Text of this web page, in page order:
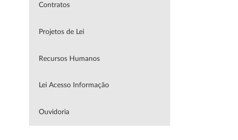
Contratos
Projetos de Lei
Recursos Humanos
Lei Acesso Informação
Ouvidoria